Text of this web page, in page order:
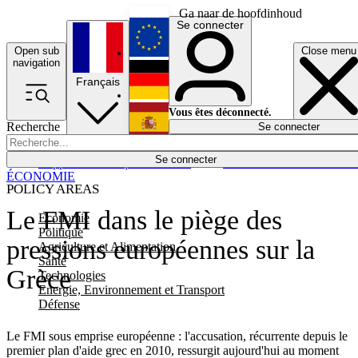
Ga naar de hoofdinhoud
Open sub
navigation
Close menu
Recherche
Se connecter
POLICY AREAS
Economie
Politique
Agriculture et Alimentation
Santé
Technologies
Energie, Environnement et Transport
Défense
Économie
Français
English
Deutsch
Español
Se connecter
Vous êtes déconnecté.
Se connecter
Le FMI dans le piège des
pressions européennes sur la
Grèce
Le FMI sous emprise européenne : l'accusation, récurrente depuis le
premier plan d'aide grec en 2010, ressurgit aujourd'hui au moment
ÉCONOMIE